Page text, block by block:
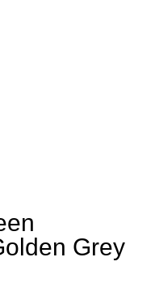
Grey